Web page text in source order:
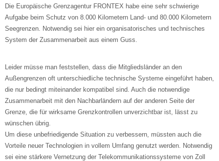
Die Europäische Grenzagentur FRONTEX habe eine sehr schwierige
Aufgabe beim Schutz von 8.000 Kilometern Land- und 80.000 Kilometern
Seegrenzen. Notwendig sei hier ein organisatorisches und technisches
System der Zusammenarbeit aus einem Guss.
Leider müsse man feststellen, dass die Mitgliedsländer an den
Außengrenzen oft unterschiedliche technische Systeme eingeführt haben,
die nur bedingt miteinander kompatibel sind. Auch die notwendige
Zusammenarbeit mit den Nachbarländern auf der anderen Seite der
Grenze, die für wirksame Grenzkontrollen unverzichtbar ist, lässt zu
wünschen übrig.
Um diese unbefriedigende Situation zu verbessern, müssten auch die
Vorteile neuer Technologien in vollem Umfang genutzt werden. Notwendig
sei eine stärkere Vernetzung der Telekommunikationssysteme von Zoll